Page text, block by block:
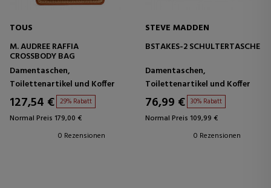
TOUS
M. AUDREE RAFFIA
CROSSBODY BAG
Damentaschen,
Toilettenartikel und Koffer
127,54 € 29% Rabatt
Normal Preis 179,00 €
0 Rezensionen
STEVE MADDEN
BSTAKES-2 SCHULTERTASCHE
Damentaschen,
Toilettenartikel und Koffer
76,99 € 30% Rabatt
Normal Preis 109,99 €
0 Rezensionen